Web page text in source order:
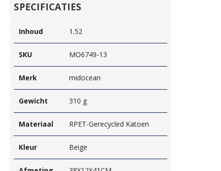
SPECIFICATIES
Inhoud 1.52
SKU MO6749-13
Merk midocean
Gewicht 310 g
Materiaal RPET-Gerecycled Katoen
Kleur Beige